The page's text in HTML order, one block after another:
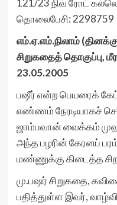
121/23 நிவ் ரோட்
தொலைபேசி: 2298759
எம்.ஏ.எம்.நிலாம்
சிறுகதைத் தொகுப்பு,
23.05.2005
பஷீர் என்ற பெயரைக்
எண்ணம் நேரடியாகச்
ஜாம்பவான் வைக்கம்
அந்த பழரின் கேரனப்
மண்ணுக்கு கிடைத்த
மு.பஷர் சிறுகதை,
பதித்துள்ள இவர்,